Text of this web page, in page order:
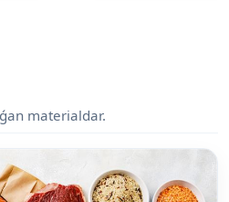
materialdar.